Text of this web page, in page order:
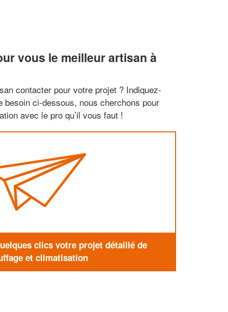
vous le meilleur artisan à
contacter pour votre projet ? Indiquez-
besoin ci-dessous, nous cherchons pour
avec le pro qu’il vous faut !
clics votre projet détaillé de
et climatisation